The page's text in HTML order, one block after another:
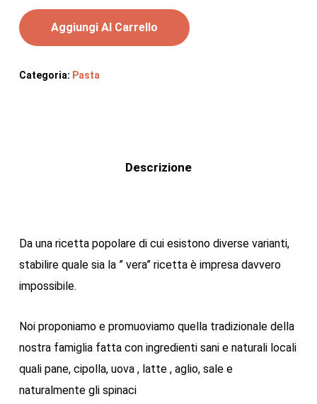
Aggiungi Al Carrello
Categoria: Pasta
Descrizione
Da una ricetta popolare di cui esistono diverse varianti,
stabilire quale sia la ” vera” ricetta è impresa davvero
impossibile.
Noi proponiamo e promuoviamo quella tradizionale della
nostra famiglia fatta con ingredienti sani e naturali locali
quali pane, cipolla, uova , latte , aglio, sale e
naturalmente gli spinaci